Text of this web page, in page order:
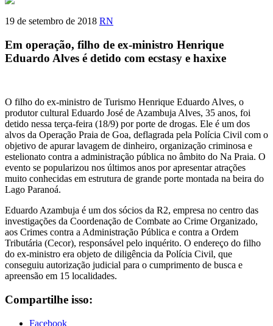
19 de setembro de 2018 RN
Em operação, filho de ex-ministro Henrique
Eduardo Alves é detido com ecstasy e haxixe
O filho do ex-ministro de Turismo Henrique Eduardo Alves, o
produtor cultural Eduardo José de Azambuja Alves, 35 anos, foi
detido nessa terça-feira (18/9) por porte de drogas. Ele é um dos
alvos da Operação Praia de Goa, deflagrada pela Polícia Civil com o
objetivo de apurar lavagem de dinheiro, organização criminosa e
estelionato contra a administração pública no âmbito do Na Praia. O
evento se popularizou nos últimos anos por apresentar atrações
muito conhecidas em estrutura de grande porte montada na beira do
Lago Paranoá.
Eduardo Azambuja é um dos sócios da R2, empresa no centro das
investigações da Coordenação de Combate ao Crime Organizado,
aos Crimes contra a Administração Pública e contra a Ordem
Tributária (Cecor), responsável pelo inquérito. O endereço do filho
do ex-ministro era objeto de diligência da Polícia Civil, que
conseguiu autorização judicial para o cumprimento de busca e
apreensão em 15 localidades.
Compartilhe isso:
Facebook